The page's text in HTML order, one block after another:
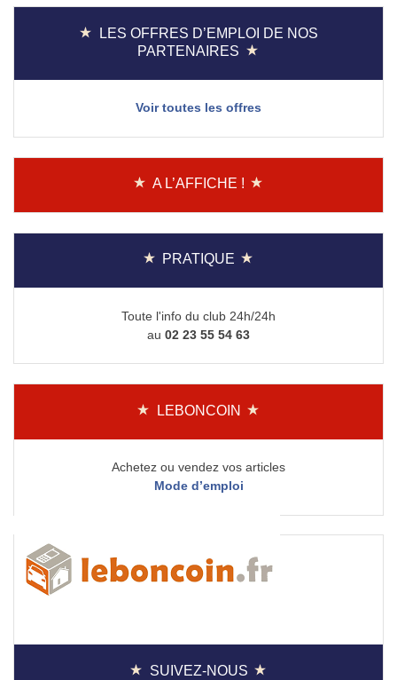
l’articleLES OFFRES D’EMPLOI DE NOS
PARTENAIRES
Voir toutes les offres
A L’AFFICHE !
PRATIQUE
Toute l'info du club 24h/24h
au 02 23 55 54 63
LEBONCOIN
Achetez ou vendez vos articles
Mode d’emploi
SUIVEZ-NOUS